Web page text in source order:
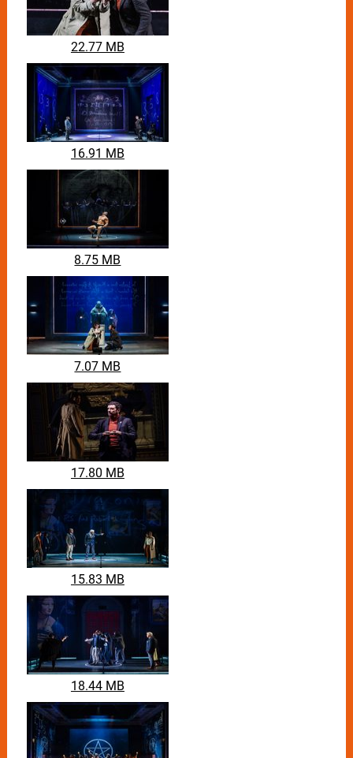
Bühnenversion mit einem neuen, epischen
Soundtrack – live und hautnah!
Die größte Verschwörung der Geschichte der
Menschheit
Harvard-Professor Robert Langdon wird eines Nachts
in den Pariser Louvre gerufen, wo Chefkurator
Jacques Saunière direkt vor der Mona Lisa in einem
Pentagramm ermordet wurde. Gefragt ist Langdons
Expertise, um den symbolträchtigen Mord mit Hilfe
von kryptischen Hinweisen in Werken von Leonardo
Da Vincis aufzuklären – doch schnell wird er zum
Hauptverdächtigen! Gemeinsam mit der Kryptologin
Sophie Neveu begibt er sich auf die Flucht und es
beginnt ein Rennen gegen die Zeit, um seine Unschuld
zu beweisen und vor seinen mächtigen Widersachern
ein Jahrtausende-altes Mysterium aufzudecken,
welches die Grundfesten der Kirche erschüttern
könnte…
22.77 MB
16.91 MB
8.75 MB
7.07 MB
17.80 MB
15.83 MB
18.44 MB